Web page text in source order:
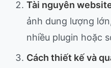
Tài nguyên
ảnh dung lượng
nhiều plugin hoặc
Cách thiết kế và